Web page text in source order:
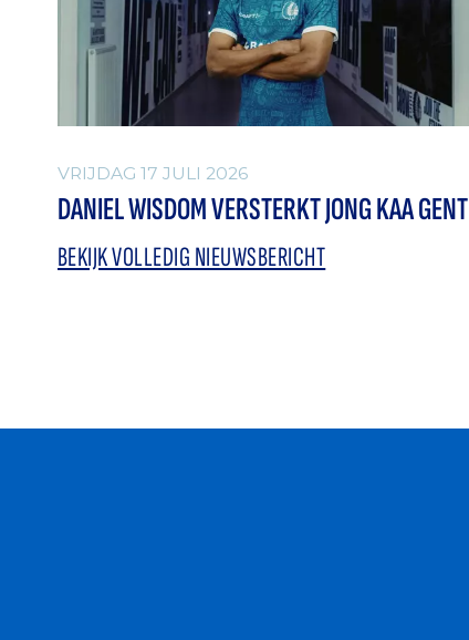
VRIJDAG 17 JULI 2026
DANIEL WISDOM VERSTERKT JONG KAA GENT
BEKIJK VOLLEDIG NIEUWSBERICHT